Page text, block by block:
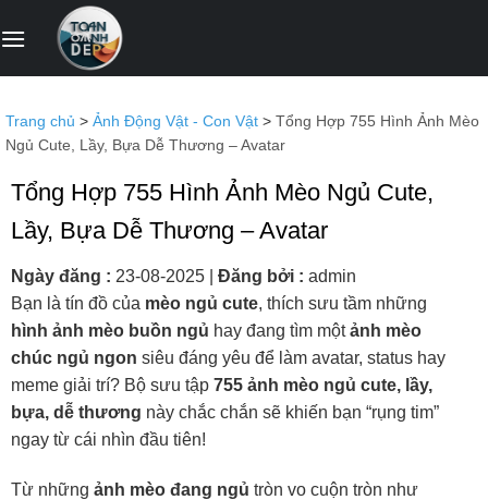
qua
Trang chủ > Ảnh Động Vật - Con Vật > Tổng Hợp 755 Hình Ảnh Mèo
Ngủ Cute, Lầy, Bựa Dễ Thương – Avatar
Tổng Hợp 755 Hình Ảnh Mèo Ngủ Cute,
Lầy, Bựa Dễ Thương – Avatar
Ngày đăng : 23-08-2025 Đăng bởi : admin
Bạn là tín đồ của mèo ngủ cute, thích sưu tầm những
hình ảnh mèo buồn ngủ hay đang tìm mộtảnh mèo
chúc ngủ ngon siêu đáng yêu để làm avatar, status hay
meme giải trí? Bộ sưu tập 755 ảnh mèo ngủ cute, lầy,
bựa, dễ thương này chắc chắn sẽ khiến bạn “rụng tim”
ngay từ cái nhìn đầu tiên!
Từ những ảnh mèo đang ngủ tròn vo cuộn tròn như